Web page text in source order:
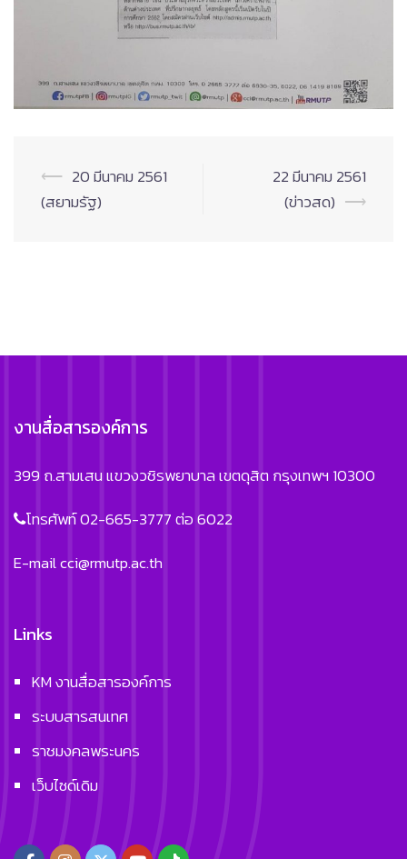
Post
navigation
⟵ 20 มีนาคม 2561
(สยามรัฐ)
22 มีนาคม 2561
(ข่าวสด) ⟶
งานสื่อสารองค์การ
399 ถ.สามเสน แขวงวชิรพยาบาล เขตดุสิต กรุงเทพฯ 10300
โทรศัพท์ 02-665-3777 ต่อ 6022
E-mailcci@rmutp.ac.th
Links
KM งานสื่อสารองค์การ
ระบบสารสนเทศ
ราชมงคลพระนคร
เว็บไซด์เดิม